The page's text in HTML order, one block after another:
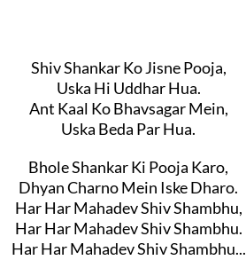
Shiv Shankar Ko Jisne Pooja,
Uska Hi Uddhar Hua.
Ant Kaal Ko Bhavsagar Mein,
Uska Beda Par Hua.
Bhole Shankar Ki Pooja Karo,
Dhyan Charno Mein Iske Dharo.
Har Har Mahadev Shiv Shambhu,
Har Har Mahadev Shiv Shambhu.
Har Har Mahadev Shiv Shambhu...